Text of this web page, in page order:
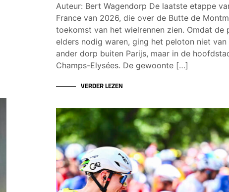
Auteur: Bert Wagendorp De laatste etappe
France van 2026, die over de Butte de
toekomst van het wielrennen zien. Omdat de
elders nodig waren, ging het peloton niet
ander dorp buiten Parijs, maar in de
Champs-Elysées. De gewoonte […]
VERDER LEZEN